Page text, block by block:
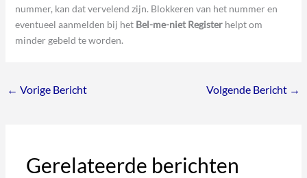
nummer, kan dat vervelend zijn. Blokkeren van het nummer en
eventueel aanmelden bij het Bel-me-niet Registerhelpt om
minder gebeld te worden.
← Vorige Bericht Volgende Bericht →
Gerelateerde berichten